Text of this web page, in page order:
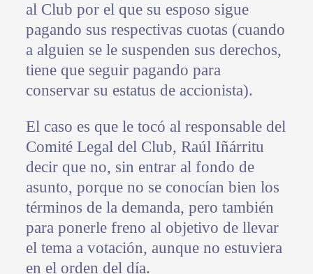
al Club por el que su esposo sigue
pagando sus respectivas cuotas (cuando
a alguien se le suspenden sus derechos,
tiene que seguir pagando para
conservar su estatus de accionista).
El caso es que le tocó al responsable del
Comité Legal del Club, Raúl Iñárritu
decir que no, sin entrar al fondo de
asunto, porque no se conocían bien los
términos de la demanda, pero también
para ponerle freno al objetivo de llevar
el tema a votación, aunque no estuviera
en el orden del día.